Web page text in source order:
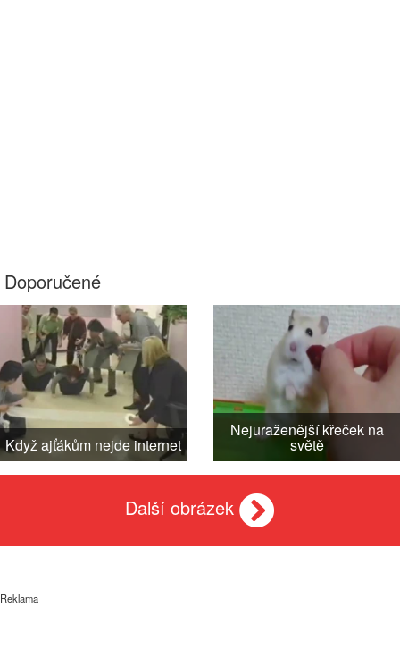
Doporučené
Když ajťákům nejde internet
Nejuraženější křeček na
světě
Další obrázek
Reklama